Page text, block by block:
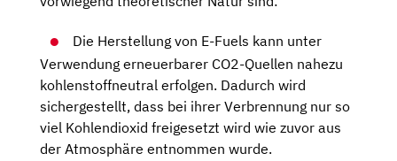
Die Herstellung von E-Fuels kann unter
Verwendung erneuerbarer CO2-Quellen nahezu
kohlenstoffneutral erfolgen. Dadurch wird
sichergestellt, dass bei ihrer Verbrennung nur so
viel Kohlendioxid freigesetzt wird wie zuvor aus
der Atmosphäre entnommen wurde.